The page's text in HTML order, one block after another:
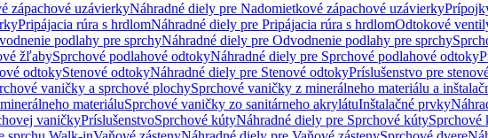
zápachové uzávierkyNáhradné diely pre Nadomietkové zápachové uzávierky
Pripájacia rúra s hrdlomNáhradné diely pre Pripájacia rúra s hrdlomOdtokové
podlahy pre sprchyNáhradné diely pre Odvodnenie podlahy pre sprchy
žľabySprchové podlahové odtokyNáhradné diely pre Sprchové podlahové odtoky
odtokyStenové odtokyNáhradné diely pre Stenové odtokyPríslušenstvo pre
vaničky a sprchové plochySprchové vaničky z minerálneho materiálu a
materiáluSprchové vaničky zo sanitárneho akrylátuInštalačné prvky
vaničkyPríslušenstvoSprchové kútyNáhradné diely pre Sprchové kútySprchové